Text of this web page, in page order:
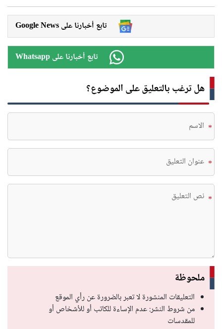
Google News تابع أخبارنا على
Whatsapp تابع أخبارنا على
هل ترغب بالتعليق على الموضوع؟
*
*
*
ملحوظة
التعليقات المنشورة لا تعبر بالضرورة عن رأي الموقع
من شروط النشر: عدم الإساءة للكاتب أو للأشخاص أو
للمقدسات